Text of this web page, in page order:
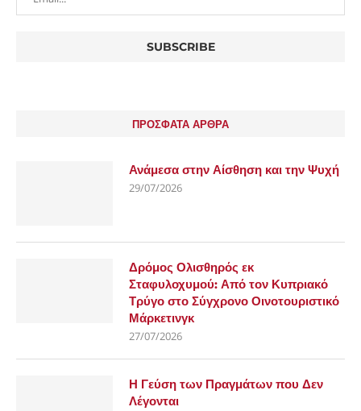
ΠΡΟΣΦΑΤΑ ΑΡΘΡΑ
Ανάμεσα στην Αίσθηση και την Ψυχή
29/07/2026
Δρόμος Ολισθηρός εκ
Σταφυλοχυμού: Από τον Κυπριακό
Τρύγο στο Σύγχρονο Οινοτουριστικό
Μάρκετινγκ
27/07/2026
Η Γεύση των Πραγμάτων που Δεν
Λέγονται